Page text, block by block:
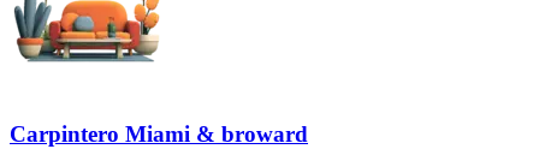
Carpintero Miami & broward